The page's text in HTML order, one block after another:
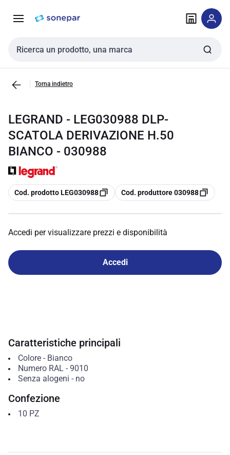
navigazione alla
Cerca input
Torna indietro
LEGRAND - LEG030988 DLP-
SCATOLA DERIVAZIONE H.50
BIANCO - 030988
copia
Cod. prodotto LEG030988 copia
Cod. produttore 030988
Accedi per visualizzare prezzi e disponibilità
Accedi
Caratteristiche principali
Colore- Bianco
Numero RAL- 9010
Senza alogeni - no
Confezione
10 PZ